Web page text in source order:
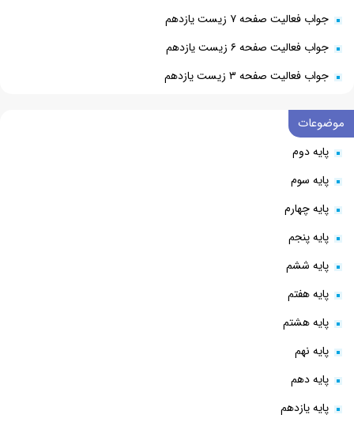
جواب فعالیت صفحه ۷ زیست یازدهم
جواب فعالیت صفحه ۶ زیست یازدهم
جواب فعالیت صفحه ۳ زیست یازدهم
موضوعات
پایه دوم
پایه سوم
پایه چهارم
پایه پنجم
پایه ششم
پایه هفتم
پایه هشتم
پایه نهم
پایه دهم
پایه یازدهم